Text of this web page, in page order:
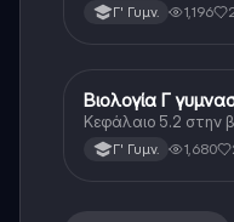
Γ' Γυμν. 1,196
Βιολογία
Βιολογία Γ
Κεφάλαιο 5.2 στην
Γ' Γυμν. 1,680